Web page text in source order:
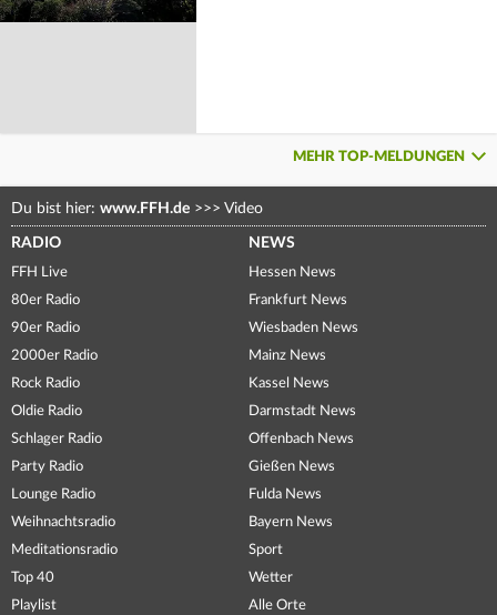
MEHR TOP-MELDUNGEN
Du bist hier: www.FFH.de >>> Video
RADIO
FFH Live
80er Radio
90er Radio
2000er Radio
Rock Radio
Oldie Radio
Schlager Radio
Party Radio
Lounge Radio
Weihnachtsradio
Meditationsradio
Top 40
Playlist
NEWS
Hessen News
Frankfurt News
Wiesbaden News
Mainz News
Kassel News
Darmstadt News
Offenbach News
Gießen News
Fulda News
Bayern News
Sport
Wetter
Alle Orte